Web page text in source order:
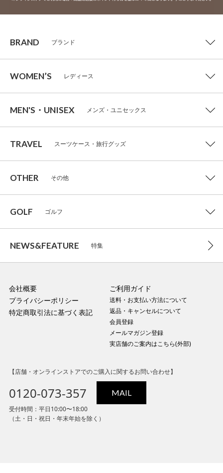
BRAND ブランド
WOMEN’S レディース
MEN'S・UNISEX メンズ・ユニセックス
TRAVEL スーツケース・旅行グッズ
OTHER その他
GOLF ゴルフ
NEWS&FEATURE 特集
会社概要
プライバシーポリシー
特定商取引法に基づく表記
ご利用ガイド
送料・お支払い方法について
返品・キャンセルについて
会員登録
メールマガジン登録
実店舗のご案内はこちら(外部)
【店舗・オンラインストアでのご購入に関するお問い合わせ】
0120-073-357 MAIL
受付時間：平日10:00〜18:00
（土・日・祝日・年末年始を除く）